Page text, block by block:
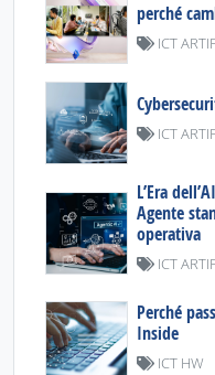
perché
ICT
ICT
L’Era
Agente
operativa
ICT
Perché
Inside
ICT HW